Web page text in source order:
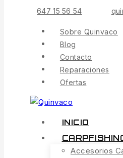
647 15 56 54
Sobre Quinvaco
Blog
Contacto
Reparaciones
Ofertas
INICIO
Accesorios